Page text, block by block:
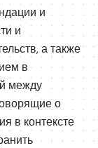
и
и
а также
в
между
о
в контексте